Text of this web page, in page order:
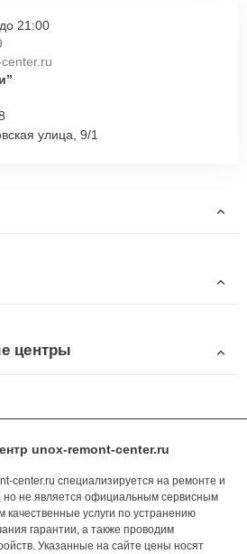
улица, 9/1
21:00
центры
unox-remont-center.ru
center.ru специализируется на ремонте и
но не является официальным сервисным
услуги по устранению
гарантии, а также проводим
Указанные на сайте цены носят